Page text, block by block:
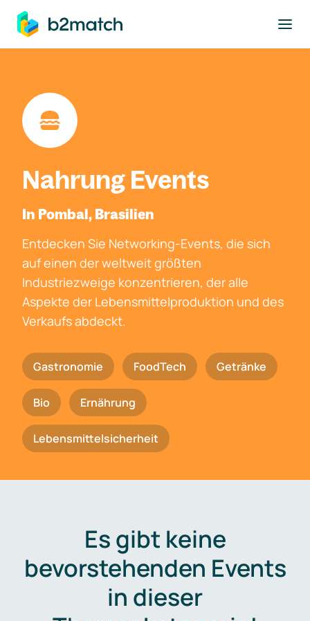
springen
Nahrung Events
In Pombal, Brasilien
Entdecken Sie Networking-Events, die sich
auf einen der weltweit größten
Industriezweige konzentrieren, der alle
Aspekte der Lebensmittelproduktion und des
Verkaufs abdeckt.
Gastronomie FoodTech Getränke
Bio Ernährung
Lebensmittelsicherheit
Es gibt keine
bevorstehenden Events
in dieser